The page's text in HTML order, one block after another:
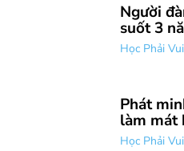
Người
suốt 3
Học Phải Vui
Phát
làm mát
Học Phải Vui